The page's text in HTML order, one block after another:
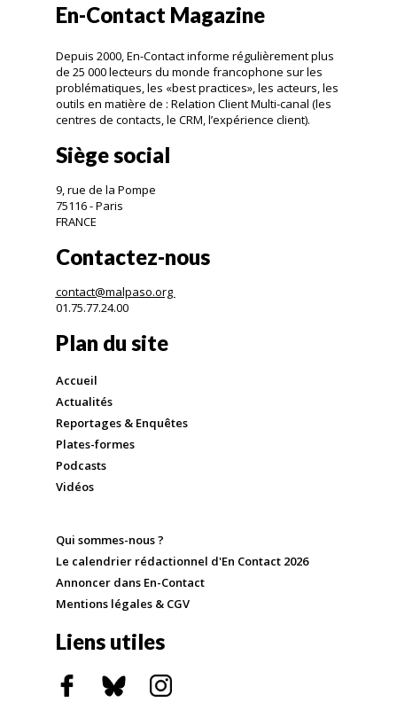
En-Contact Magazine
Depuis 2000, En-Contact informe régulièrement plus
de 25 000 lecteurs du monde francophone sur les
problématiques, les «best practices», les acteurs, les
outils en matière de : Relation Client Multi-canal (les
centres de contacts, le CRM, l’expérience client).
Siège social
9, rue de la Pompe
75116 - Paris
FRANCE
Contactez-nous
contact@malpaso.org
01.75.77.24.00
Plan du site
Accueil
Actualités
Reportages & Enquêtes
Plates-formes
Podcasts
Vidéos
Qui sommes-nous ?
Le calendrier rédactionnel d'En Contact 2026
Annoncer dans En-Contact
Mentions légales & CGV
Liens utiles